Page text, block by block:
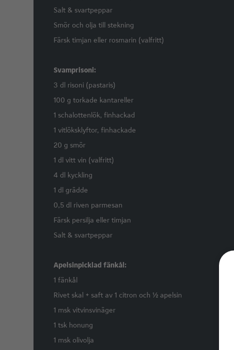
Salt & svartpeppar
Smör och olja till stekning
Färsk timjan eller rosmarin (valfritt)
Svamprisoni:
3 dl risoni (pastaris)
100 g torkade kantareller
1 schalottenlök, finhackad
1 vitlöksklyftor, finhackade
20 g smör
1 dl vitt vin (valfritt)
4 dl kyckling
1 dl grädde
0,5 dl riven parmesan
Färsk persilja eller timjan
Salt & svartpeppar
Apelsinpicklad fänkål:
1 fänkål
Rivet skal + saft av 1 citron och ½ apelsin
1 msk vitvinsvinäger
1 tsk honung
1 msk olivolja